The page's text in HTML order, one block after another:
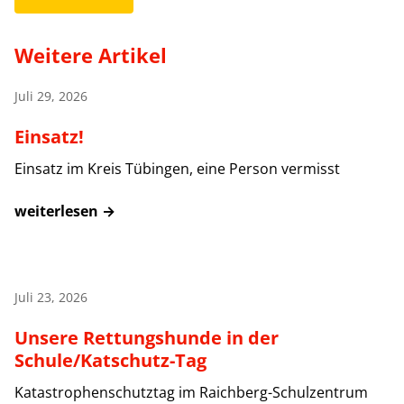
Weitere Artikel
Juli 29, 2026
Einsatz!
Einsatz im Kreis Tübingen, eine Person vermisst
weiterlesen →
Juli 23, 2026
Unsere Rettungshunde in der
Schule/Katschutz-Tag
Katastrophenschutztag im Raichberg-Schulzentrum